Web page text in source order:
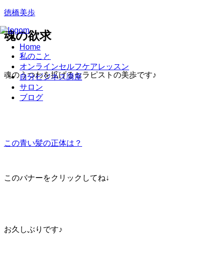
徳橋美歩
Home
私のこと
オンラインセルフケアレッスン
自分ビジネス講座
サロン
ブログ
魂の欲求
魂のうつわを拡げるセラピストの美歩です♪
この青い髪の正体は？
このバナーをクリックしてね↓
お久しぶりです♪